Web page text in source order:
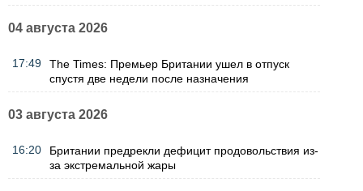
04 августа 2026
17:49
The Times: Премьер Британии ушел в отпуск
спустя две недели после назначения
03 августа 2026
16:20
Британии предрекли дефицит продовольствия из-
за экстремальной жары